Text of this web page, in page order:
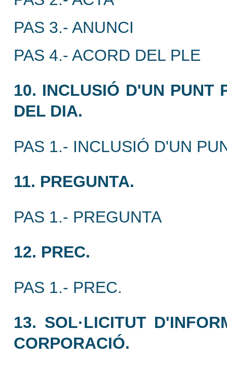
PAS 3.- ANUNCI
PAS 4.- ACORD DEL PLE
10. INCLUSIÓ D'UN PUNT
DEL DIA.
PAS 1.- INCLUSIÓ D'UN
11. PREGUNTA.
PAS 1.- PREGUNTA
12. PREC.
PAS 1.- PREC.
13. SOL·LICITUT
CORPORACIÓ.